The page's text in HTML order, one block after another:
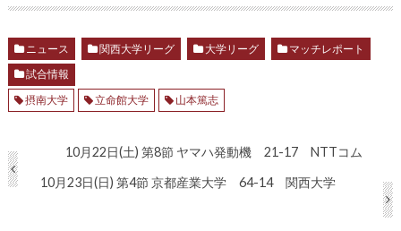
ニュース 関西大学リーグ 大学リーグ
マッチレポート
試合情報
摂南大学
立命館大学 山本篤志
10月22日(土) 第8節 ヤマハ発動機 21-17 NTTコム
10月23日(日) 第4節 京都産業大学 64-14 関西大学